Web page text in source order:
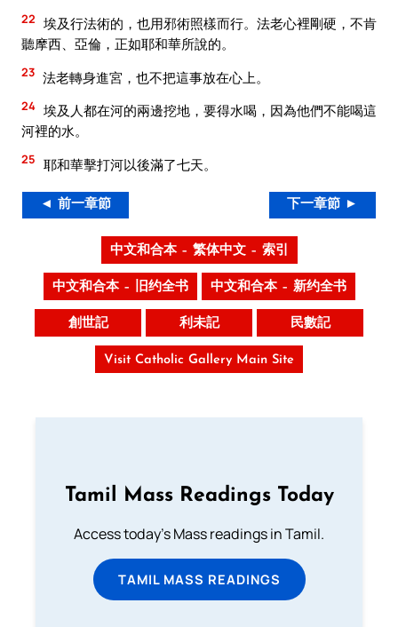
22 埃及行法術的，也用邪術照樣而行。法老心裡剛硬，不肯
聽摩西、亞倫，正如耶和華所說的。
23 法老轉身進宮，也不把這事放在心上。
24 埃及人都在河的兩邊挖地，要得水喝，因為他們不能喝這
河裡的水。
25 耶和華擊打河以後滿了七天。
◄ 前一章節 下一章節 ►
中文和合本 – 繁体中文 – 索引
中文和合本 – 旧约全书 中文和合本 – 新约全书
創世記 利未記 民數記
Visit Catholic Gallery Main Site
Tamil Mass Readings Today
Access today's Mass readings in Tamil.
TAMIL MASS READINGS